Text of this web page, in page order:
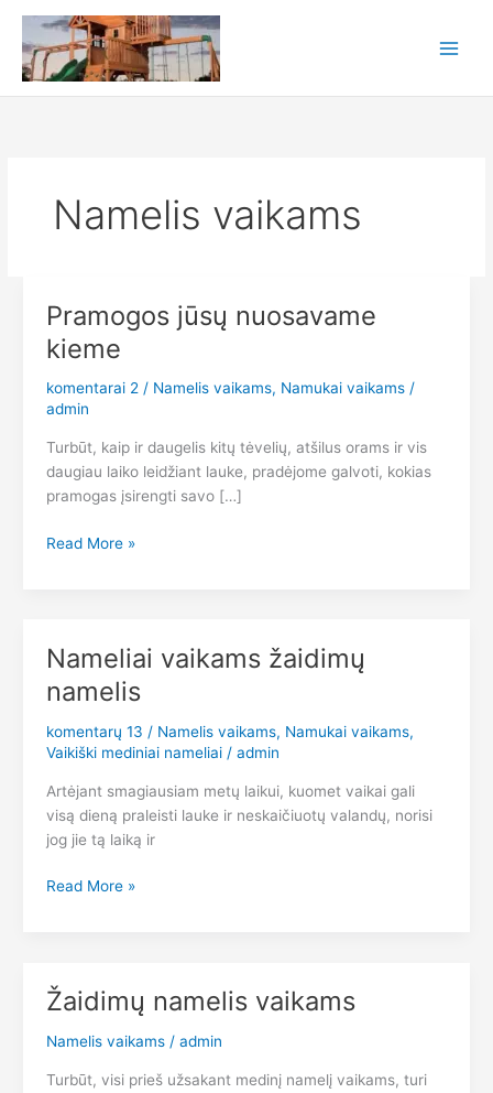
turinio
Namelis vaikams
Pramogos jūsų nuosavame
kieme
komentarai 2 / Namelis vaikams, Namukai vaikams/
admin
Turbūt, kaip ir daugelis kitų tėvelių, atšilus orams ir vis
daugiau laiko leidžiant lauke, pradėjome galvoti, kokias
pramogas įsirengti savo […]
Pramogos
Read More »
Nameliai vaikams žaidimų
namelis
komentarų 13 / Namelis vaikams, Namukai vaikams,
Vaikiški mediniai nameliai/ admin
Artėjant smagiausiam metų laikui, kuomet vaikai gali
visą dieną praleisti lauke ir neskaičiuotų valandų, norisi
jog jie tą laiką ir
Nameliai
Read More »
Žaidimų namelis vaikams
Namelis vaikams/ admin
Turbūt, visi prieš užsakant medinį namelį vaikams, turi